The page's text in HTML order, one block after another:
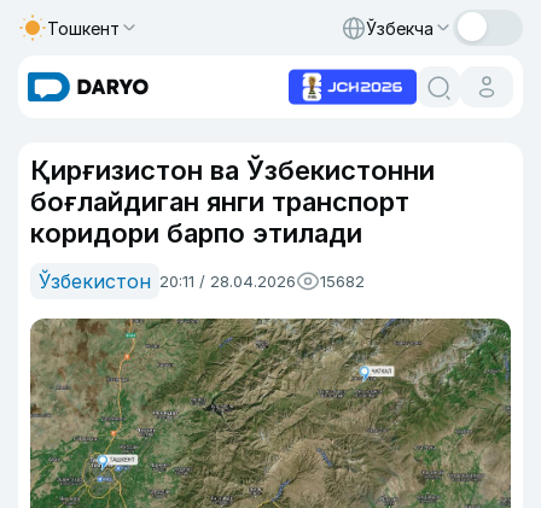
Тошкент Ўзбекча
Қирғизистон ва Ўзбекистонни
боғлайдиган янги транспорт
коридори барпо этилади
Ўзбекистон 20:11 / 28.04.2026 15682